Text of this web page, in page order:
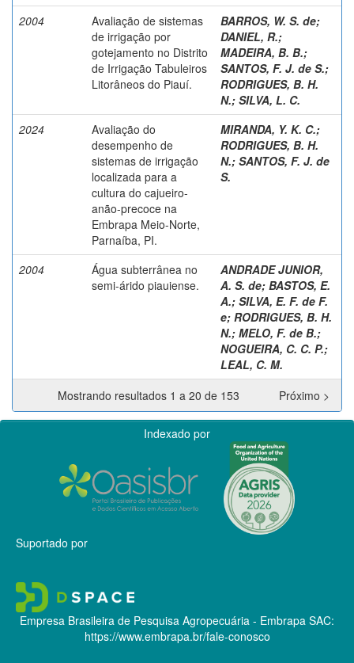
2004
Avaliação de sistemas
de irrigação por
gotejamento no Distrito
de Irrigação Tabuleiros
Litorâneos do Piauí.
BARROS, W. S. de;
DANIEL, R.;
MADEIRA, B. B.;
SANTOS, F. J. de S.;
RODRIGUES, B. H.
N.; SILVA, L. C.
2024
Avaliação do
desempenho de
sistemas de irrigação
localizada para a
cultura do cajueiro-
anão-precoce na
Embrapa Meio-Norte,
Parnaíba, PI.
MIRANDA, Y. K. C.;
RODRIGUES, B. H.
N.; SANTOS, F. J. de
S.
2004
Água subterrânea no
semi-árido piauiense.
ANDRADE JUNIOR,
A. S. de; BASTOS, E.
A.; SILVA, E. F. de F.
e; RODRIGUES, B. H.
N.; MELO, F. de B.;
NOGUEIRA, C. C. P.;
LEAL, C. M.
Mostrando resultados 1 a 20 de 153
Próximo >
Indexado por
Suportado por
Empresa Brasileira de Pesquisa Agropecuária - Embrapa SAC:
https://www.embrapa.br/fale-conosco